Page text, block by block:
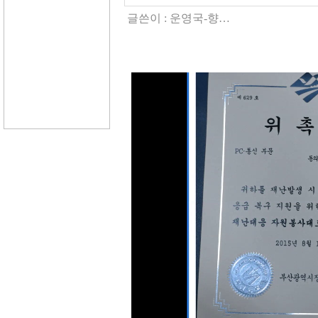
글쓴이 : 운영국-향…